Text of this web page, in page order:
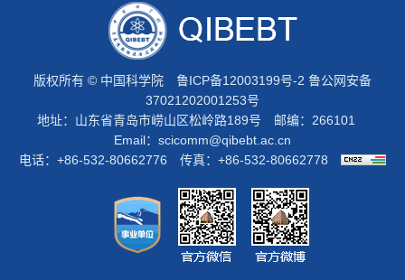
版权所有 © 中国科学院 鲁ICP备12003199号-2 鲁公网安备
37021202001253号
地址：山东省青岛市崂山区松岭路189号 邮编：266101
Email： scicomm@qibebt.ac.cn
电话：+86-532-80662776 传真：+86-532-80662778